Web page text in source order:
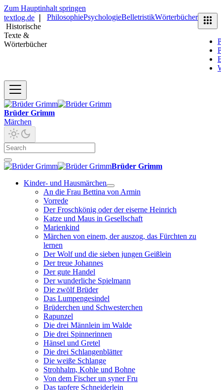
Zum Hauptinhalt springen
textlog.de
Historische
Texte &
Wörterbücher
PhilosophiePsychologieBelletristikWörterbücher
Brüder Grimm
Märchen
Brüder Grimm
Kinder- und Hausmärchen
An die Frau Bettina von Armin
Vorrede
Der Froschkönig oder der eiserne Heinrich
Katze und Maus in Gesellschaft
Marienkind
Märchen von einem, der auszog, das Fürchten zu
lernen
Der Wolf und die sieben jungen Geißlein
Der treue Johannes
Der gute Handel
Der wunderliche Spielmann
Die zwölf Brüder
Das Lumpengesindel
Brüderchen und Schwesterchen
Rapunzel
Die drei Männlein im Walde
Die drei Spinnerinnen
Hänsel und Gretel
Die drei Schlangenblätter
Die weiße Schlange
Strohhalm, Kohle und Bohne
Von dem Fischer un syner Fru
Das tapfere Schneiderlein